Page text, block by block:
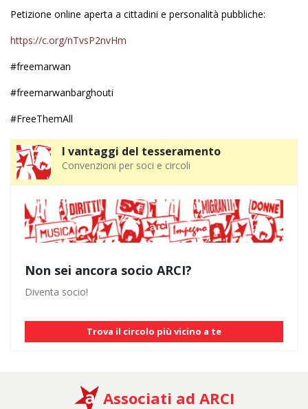
Petizione online aperta a cittadini e personalità pubbliche:
https://c.org/nTvsP2nvHm
#freemarwan
#freemarwanbarghouti
#FreeThemAll
I vantaggi del tesseramento
Convenzioni per soci e circoli
Non sei ancora socio ARCI?
Diventa socio!
Trova il circolo più vicino a te
Associati ad ARCI